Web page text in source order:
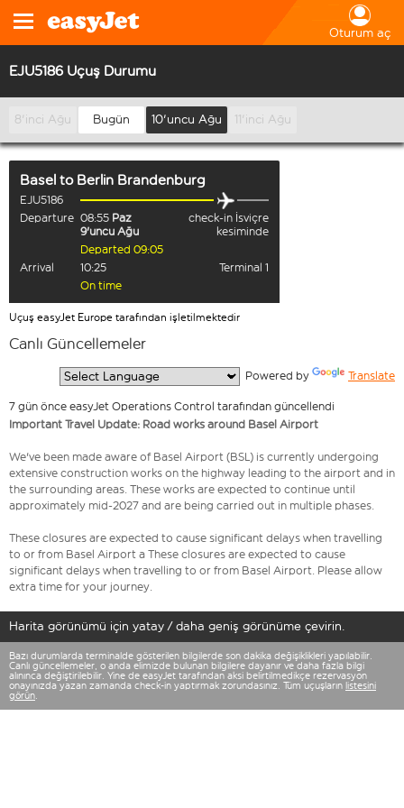
Oturum aç
EJU5186 Uçuş Durumu
8'inci Ağu Bugün 10'uncu Ağu 11'inci Ağu
Basel to Berlin Brandenburg
EJU5186
Departure 08:55 Paz
9'uncu Ağu
check-in İsviçre
kesiminde
Departed 09:05
Arrival
10:25
Terminal 1
On time
Uçuş easyJet Europe tarafından işletilmektedir
Canlı Güncellemeler
Powered by Translate
7 gün önce easyJet Operations Control tarafından güncellendi
Important Travel Update: Road works around Basel Airport
We've been made aware of Basel Airport (BSL) is currently undergoing
extensive construction works on the highway leading to the airport and in
the surrounding areas. These works are expected to continue until
approximately mid-2027 and are being carried out in multiple phases.
These closures are expected to cause significant delays when travelling
to or from Basel Airport a These closures are expected to cause
significant delays when travelling to or from Basel Airport. Please allow
extra time for your journey.
Harita görünümü için yatay / daha geniş görünüme çevirin.
Bazı durumlarda terminalde gösterilen bilgilerde son dakika değişiklikleri yapılabilir.
Canlı güncellemeler, o anda elimizde bulunan bilgilere dayanır ve daha fazla bilgi
alınınca değiştirilebilir. Yine de easyJet tarafından aksi belirtilmedikçe rezervasyon
onayınızda yazan zamanda check-in yaptırmak zorundasınız. Tüm uçuşların listesini
görün.